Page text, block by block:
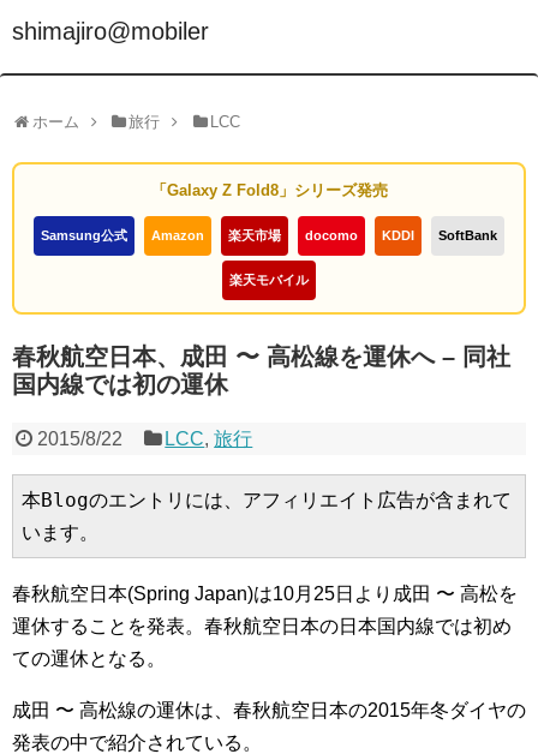
shimajiro@mobiler
ホーム 旅行 LCC
「Galaxy Z Fold8」シリーズ発売
Samsung公式 Amazon 楽天市場 docomo KDDI SoftBank
楽天モバイル
春秋航空日本、成田 〜 高松線を運休へ – 同社
国内線では初の運休
2015/8/22 LCC,旅行
本Blogのエントリには、アフィリエイト広告が含まれて
います。
春秋航空日本(Spring Japan)は10月25日より成田 〜 高松を
運休することを発表。春秋航空日本の日本国内線では初め
ての運休となる。
成田 〜 高松線の運休は、春秋航空日本の2015年冬ダイヤの
発表の中で紹介されている。